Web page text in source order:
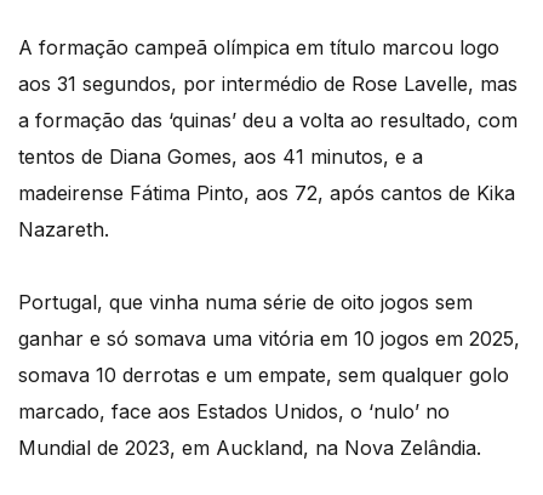
A formação campeã olímpica em título marcou logo
aos 31 segundos, por intermédio de Rose Lavelle, mas
a formação das ‘quinas’ deu a volta ao resultado, com
tentos de Diana Gomes, aos 41 minutos, e a
madeirense Fátima Pinto, aos 72, após cantos de Kika
Nazareth.
Portugal, que vinha numa série de oito jogos sem
ganhar e só somava uma vitória em 10 jogos em 2025,
somava 10 derrotas e um empate, sem qualquer golo
marcado, face aos Estados Unidos, o ‘nulo’ no
Mundial de 2023, em Auckland, na Nova Zelândia.